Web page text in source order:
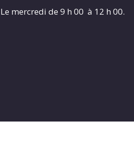
Le mercredi de 9 h 00 à 12 h 00.